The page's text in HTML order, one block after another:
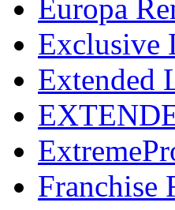
Europa
Exclusive
Extended
Franchise